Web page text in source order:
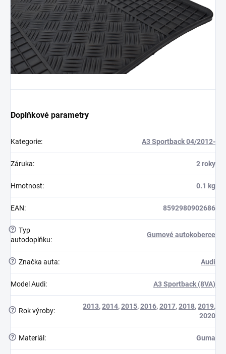
Doplňkové parametry
Kategorie: A3 Sportback 04/2012-
Záruka: 2 roky
Hmotnost: 0.1 kg
EAN: 8592980902686
? Typ
autodoplňku:
Gumové autokoberce
? Značka auta: Audi
Model Audi: A3 Sportback (8VA)
? Rok výroby:
2013,2014,2015,2016,2017,2018,2019,
2020
? Materiál : Guma